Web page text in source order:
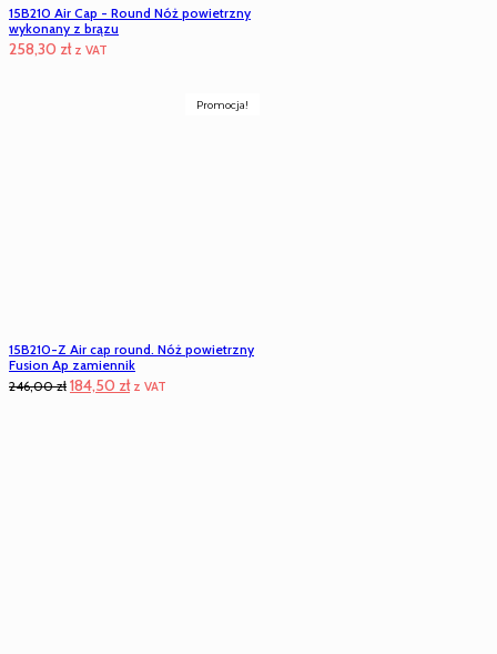
15B210 Air Cap - Round Nóż powietrzny
wykonany z brązu
258,30 zł z VAT
Promocja!
15B210-Z Air cap round. Nóż powietrzny
Fusion Ap zamiennik
246,00zł Pierwotna
184,50 złAktualna
z VAT